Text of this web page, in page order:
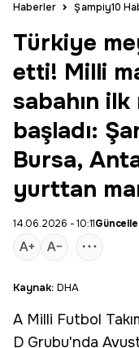
Haberler Şampiy10
Türkiye
etti! Milli
sabahın ilk
başladı:
Bursa,
yurttan
14.06.2026 - 10:11
Kaynak: DHA
A Milli Futbol
D Grubu'nda